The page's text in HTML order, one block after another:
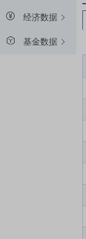
经济数据
基金数据